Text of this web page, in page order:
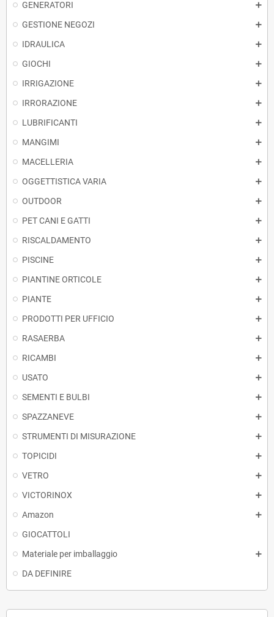
GENERATORI
GESTIONE NEGOZI
IDRAULICA
GIOCHI
IRRIGAZIONE
IRRORAZIONE
LUBRIFICANTI
MANGIMI
MACELLERIA
OGGETTISTICA VARIA
OUTDOOR
PET CANI E GATTI
RISCALDAMENTO
PISCINE
PIANTINE ORTICOLE
PIANTE
PRODOTTI PER UFFICIO
RASAERBA
RICAMBI
USATO
SEMENTI E BULBI
SPAZZANEVE
STRUMENTI DI MISURAZIONE
TOPICIDI
VETRO
VICTORINOX
Amazon
GIOCATTOLI
Materiale per imballaggio
DA DEFINIRE